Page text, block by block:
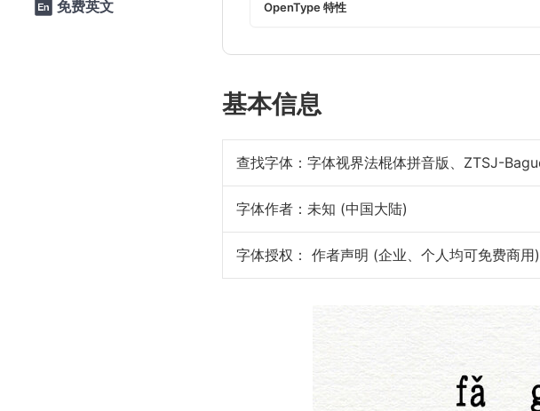
 免费英文 OpenType 特性
基本信息
查找字体： 字体视界法棍体拼音版、ZTSJ-
字体作者：未知 (中国大陆)
字体授权： 作者声明 (企业、个人均可免费商用)